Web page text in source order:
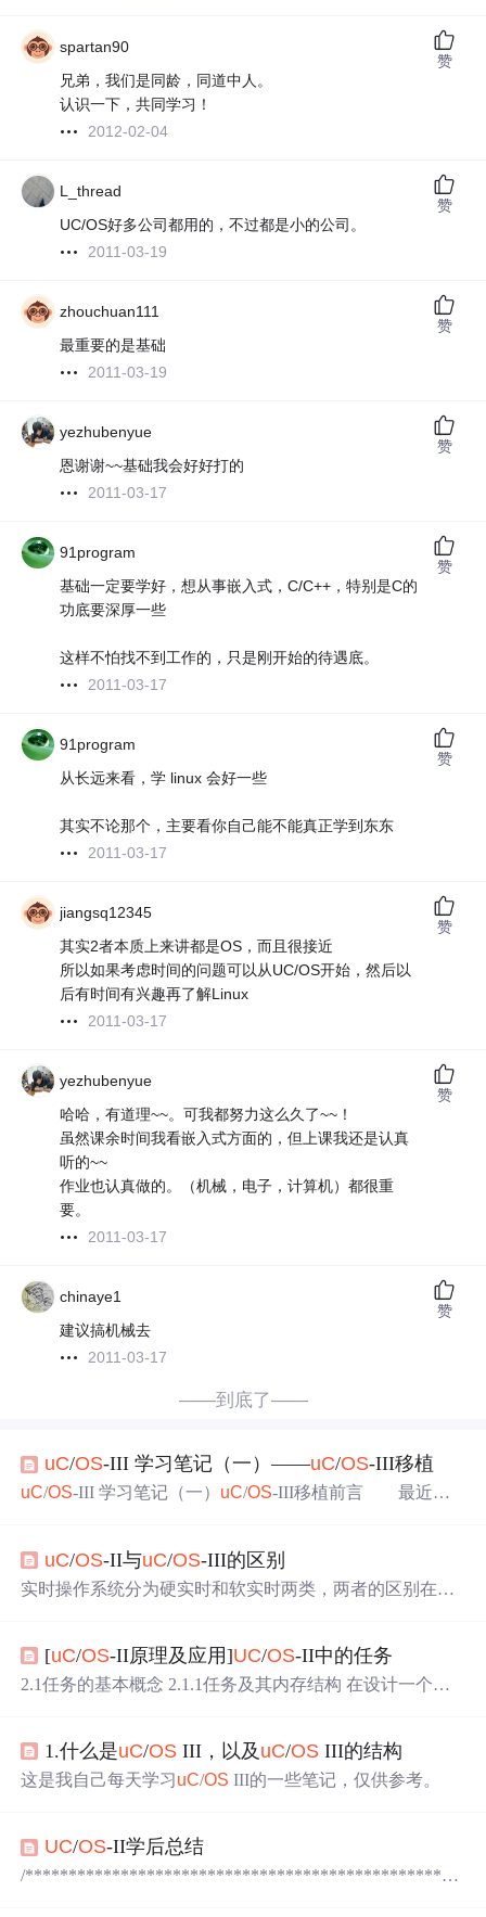
spartan90
兄弟，我们是同龄，同道中人。
认识一下，共同学习！
2012-02-04
赞
L_thread
UC/OS好多公司都用的，不过都是小的公司。
2011-03-19
赞
zhouchuan111
最重要的是基础
2011-03-19
赞
yezhubenyue
恩谢谢~~基础我会好好打的
2011-03-17
赞
91program
基础一定要学好，想从事嵌入式，C/C++，特别是C的
功底要深厚一些
这样不怕找不到工作的，只是刚开始的待遇底。
2011-03-17
赞
91program
从长远来看，学 linux 会好一些
其实不论那个，主要看你自己能不能真正学到东东
2011-03-17
赞
jiangsq12345
其实2者本质上来讲都是OS，而且很接近
所以如果考虑时间的问题可以从UC/OS开始，然后以
后有时间有兴趣再了解Linux
2011-03-17
赞
yezhubenyue
哈哈，有道理~~。可我都努力这么久了~~！
虽然课余时间我看嵌入式方面的，但上课我还是认真
听的~~
作业也认真做的。（机械，电子，计算机）都很重
要。
2011-03-17
赞
chinaye1
建议搞机械去
2011-03-17
赞
——到底了——
uC/OS-III 学习笔记（一）——uC/OS-III移植
uC/OS-III 学习笔记（一） uC/OS-III移植前言 最近毕
和Linux两种系统略有了解。鉴于嵌入式Linux学习周期较
长，有可能在毕设结束之前都不能学到能够开发项目的地
uC/OS-II与uC/OS-III的区别
实时操作系统分为硬实时和软实时两类，两者的区别在于
位高端32以及高端16位的CPU 2、任务调度算法uC
优先级软件查表算法 uC/OS-III:有CLZ指令，有优先级硬
[uC/OS-II原理及应用]UC/OS-II中的任务
2.1任务的基本概念 2.1.1任务及其内存结构 在设计一个较
物的目的。这种方法可以使系统并发运行多个任务，从而
提高处理器的利用率，加快程序的执行速度，因此现代操
1.什么是uC/OS III，以及 uC/OS III的结构
这是我自己每天学习uC/OS III的一些笔记，仅供参考。
UC/OS-II学后总结
/**************************************************